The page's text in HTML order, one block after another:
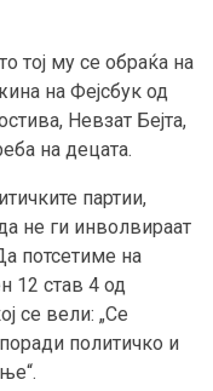
тој му се обраќа на
на Фејсбук од
Невзат Бејта,
на децата.
партии,
не ги инволвираат
потсетиме на
12 став 4 од
се вели: „Се
политичко и